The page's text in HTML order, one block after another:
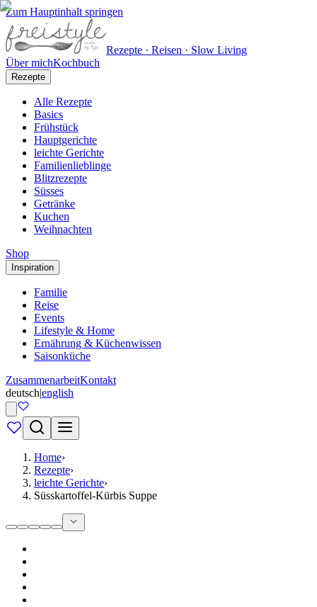
Zum Hauptinhalt springen
Rezepte · Reisen · Slow Living
Über michKochbuch
Rezepte
Alle Rezepte
Basics
Frühstück
Hauptgerichte
leichte Gerichte
Familienlieblinge
Blitzrezepte
Süsses
Getränke
Kuchen
Weihnachten
Shop
Inspiration
Familie
Reise
Events
Lifestyle & Home
Ernährung & Küchenwissen
Saisonküche
ZusammenarbeitKontakt
deutsch|english
Home›
Rezepte›
leichte Gerichte›
Süsskartoffel-Kürbis Suppe